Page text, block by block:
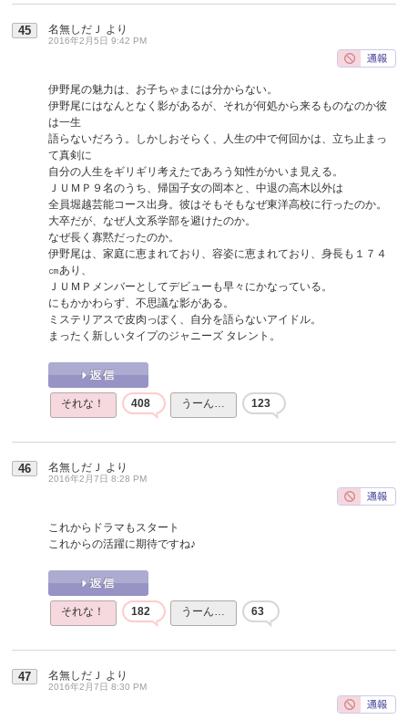
45 名無しだＪ より
2016年2月5日 9:42 PM
伊野尾の魅力は、お子ちゃまには分からない。
伊野尾にはなんとなく影があるが、それが何処から来るものなのか彼
は一生
語らないだろう。しかしおそらく、人生の中で何回かは、立ち止まっ
て真剣に
自分の人生をギリギリ考えたであろう知性がかいま見える。
ＪＵＭＰ９名のうち、帰国子女の岡本と、中退の高木以外は
全員堀越芸能コース出身。彼はそもそもなぜ東洋高校に行ったのか。
大卒だが、なぜ人文系学部を避けたのか。
なぜ長く寡黙だったのか。
伊野尾は、家庭に恵まれており、容姿に恵まれており、身長も１７４
㎝あり、
ＪＵＭＰメンバーとしてデビューも早々にかなっている。
にもかかわらず、不思議な影がある。
ミステリアスで皮肉っぽく、自分を語らないアイドル。
まったく新しいタイプのジャニーズ タレント。
それな！ 408 うーん… 123
46 名無しだＪ より
2016年2月7日 8:28 PM
これからドラマもスタート
これからの活躍に期待ですね♪
それな！ 182 うーん… 63
47 名無しだＪ より
2016年2月7日 8:30 PM